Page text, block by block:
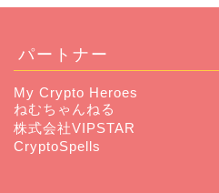
パートナー
My Crypto Heroes
ねむちゃんねる
株式会社VIPSTAR
CryptoSpells